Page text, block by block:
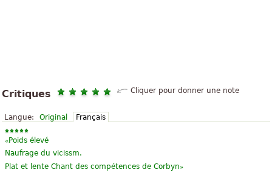
Critiques Cliquer pour donner une note
Langue: Original Français
«Poids élevé
Naufrage du vicissm.
Plat et lente Chant des compétences de Corbyn»